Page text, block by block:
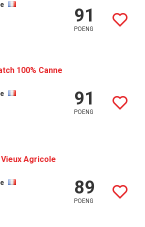
91
POENG
100% Canne
91
POENG
Agricole
89
POENG